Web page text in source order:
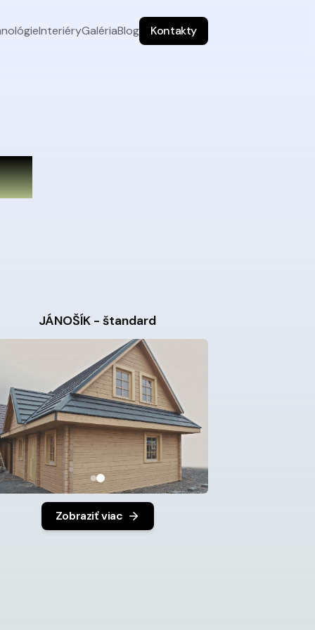
InteriéryGalériaBlog Kontakty
JÁNOŠÍK - štandard
Zobraziť viac